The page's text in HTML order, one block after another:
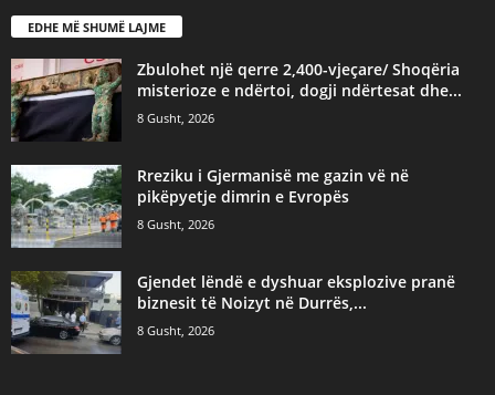
EDHE MË SHUMË LAJME
Zbulohet një qerre 2,400-vjeçare/ Shoqëria
misterioze e ndërtoi, dogji ndërtesat dhe...
8 Gusht, 2026
​Rreziku i Gjermanisë me gazin vë në
pikëpyetje dimrin e Evropës
8 Gusht, 2026
Gjendet lëndë e dyshuar eksplozive pranë
biznesit të Noizyt në Durrës,...
8 Gusht, 2026